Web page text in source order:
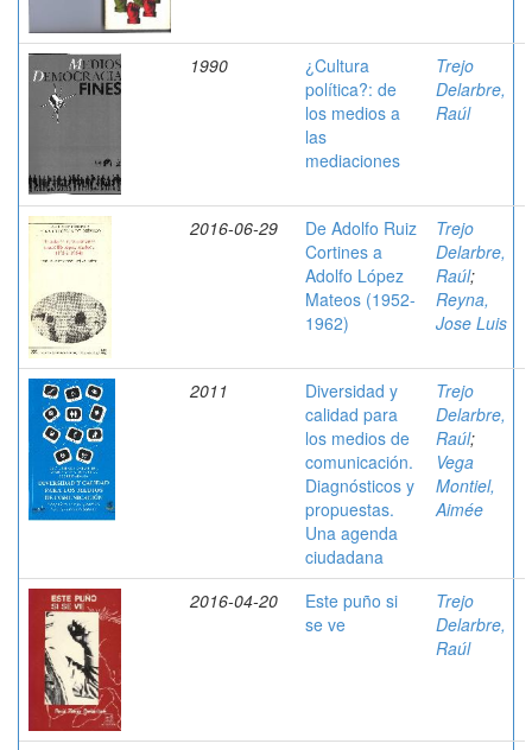
1990
¿Cultura
política?: de
los medios a
las
mediaciones
Trejo
Delarbre,
Raúl
2016-06-29
De Adolfo Ruiz
Cortines a
Adolfo López
Mateos (1952-
1962)
Trejo
Delarbre,
Raúl;
Reyna,
Jose Luis
2011
Diversidad y
calidad para
los medios de
comunicación.
Diagnósticos y
propuestas.
Una agenda
ciudadana
Trejo
Delarbre,
Raúl;
Vega
Montiel,
Aimée
2016-04-20
Este puño si
se ve
Trejo
Delarbre,
Raúl